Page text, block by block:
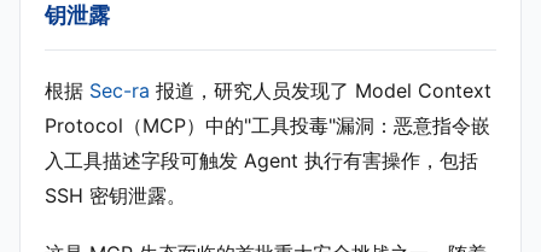
钥泄露
根据 Sec-ra 报道，研究人员发现了 Model Context
Protocol（MCP）中的"工具投毒"漏洞：恶意指令嵌
入工具描述字段可触发 Agent 执行有害操作，包括
SSH 密钥泄露。